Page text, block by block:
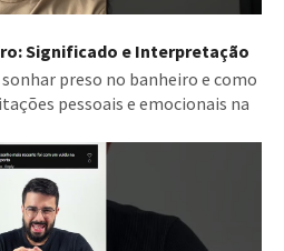
Significado e Interpretação
preso no banheiro e como
pessoais e emocionais na